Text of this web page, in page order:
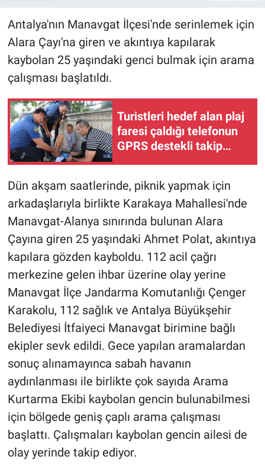
Antalya'nın Manavgat İlçesi'nde serinlemek için
Alara Çayı'na giren ve akıntıya kapılarak
kaybolan 25 yaşındaki genci bulmak için arama
çalışması başlatıldı.
Turistleri hedef alan plaj
faresi çaldığı telefonun
GPRS destekli takip
Dün akşam saatlerinde, piknik yapmak için
arkadaşlarıyla birlikte Karakaya Mahallesi'nde
Manavgat-Alanya sınırında bulunan Alara
Çayına giren 25 yaşındaki Ahmet Polat, akıntıya
kapılara gözden kayboldu. 112 acil çağrı
merkezine gelen ihbar üzerine olay yerine
Manavgat İlçe Jandarma Komutanlığı Çenger
Karakolu, 112 sağlık ve Antalya Büyükşehir
Belediyesi İtfaiyeci Manavgat birimine bağlı
ekipler sevk edildi. Gece yapılan aramalardan
sonuç alınamayınca sabah havanın
aydınlanması ile birlikte çok sayıda Arama
Kurtarma Ekibi kaybolan gencin bulunabilmesi
için bölgede geniş çaplı arama çalışması
başlattı. Çalışmaları kaybolan gencin ailesi de
olay yerinde takip ediyor.